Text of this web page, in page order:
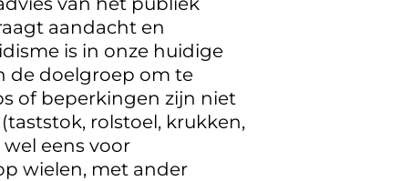
aandacht en
is in onze huidige
de doelgroep om te
of beperkingen zijn niet
rolstoel, krukken,
eens voor
wielen, met ander